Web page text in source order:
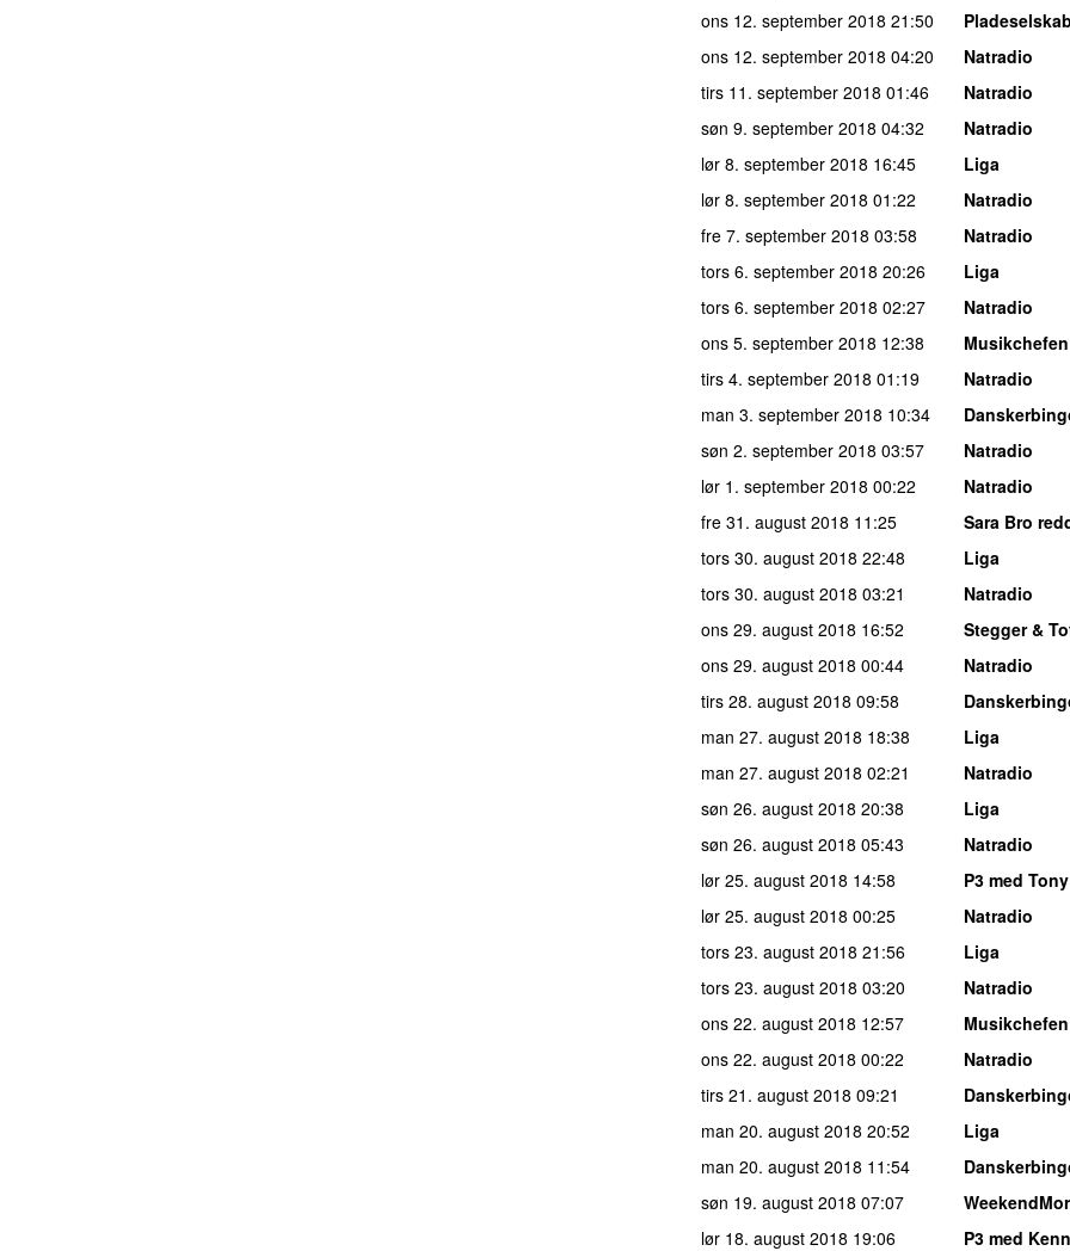
ons 12. september 2018 21:50
ons 12. september 2018 04:20
Natradio
tirs 11. september 2018 01:46
Natradio
søn 9. september 2018 04:32
Natradio
lør 8. september 2018 16:45
Liga
lør 8. september 2018 01:22
Natradio
fre 7. september 2018 03:58
Natradio
tors 6. september 2018 20:26
Liga
tors 6. september 2018 02:27
Natradio
ons 5. september 2018 12:38
Musikchefen
tirs 4. september 2018 01:19
Natradio
man 3. september 2018 10:34
søn 2. september 2018 03:57
Natradio
lør 1. september 2018 00:22
Natradio
fre 31. august 2018 11:25
Sara Bro
tors 30. august 2018 22:48
Liga
tors 30. august 2018 03:21
Natradio
ons 29. august 2018 16:52
Stegger &
ons 29. august 2018 00:44
Natradio
tirs 28. august 2018 09:58
man 27. august 2018 18:38
Liga
man 27. august 2018 02:21
Natradio
søn 26. august 2018 20:38
Liga
søn 26. august 2018 05:43
Natradio
lør 25. august 2018 14:58
P3 med
lør 25. august 2018 00:25
Natradio
tors 23. august 2018 21:56
Liga
tors 23. august 2018 03:20
Natradio
ons 22. august 2018 12:57
Musikchefen
ons 22. august 2018 00:22
Natradio
tirs 21. august 2018 09:21
man 20. august 2018 20:52
Liga
man 20. august 2018 11:54
søn 19. august 2018 07:07
lør 18. august 2018 19:06
P3 med